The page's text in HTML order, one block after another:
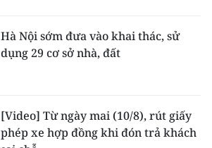
Hà Nội sớm đưa vào khai thác, sử
dụng 29 cơ sở nhà, đất
[Video] Từ ngày mai (10/8), rút giấy
phép xe hợp đồng khi đón trả khách